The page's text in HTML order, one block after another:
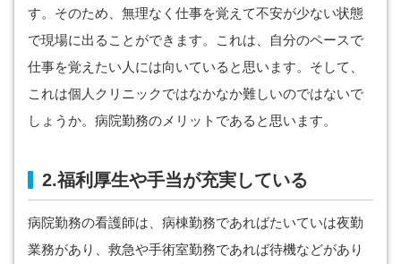
す。そのため、無理なく仕事を覚えて不安が少ない状態
で現場に出ることができます。これは、自分のペースで
仕事を覚えたい人には向いていると思います。そして、
これは個人クリニックではなかなか難しいのではないで
しょうか。病院勤務のメリットであると思います。
2.福利厚生や手当が充実している
病院勤務の看護師は、病棟勤務であればたいていは夜勤
業務があり、救急や手術室勤務であれば待機などがあり